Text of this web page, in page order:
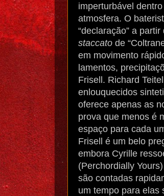
imperturbável
atmosfera. O
“declaração” a
staccato de
em movimento
lamentos,
Frisell. Richard
enlouquecidos
oferece apenas as
prova que menos é
espaço para cada
Frisell é um belo
embora Cyrille
(Perchordially
são contadas
um tempo para elas